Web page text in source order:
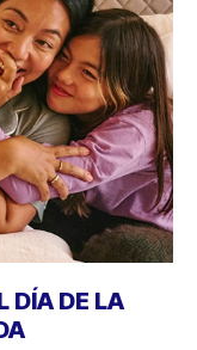
DÍA DE LA